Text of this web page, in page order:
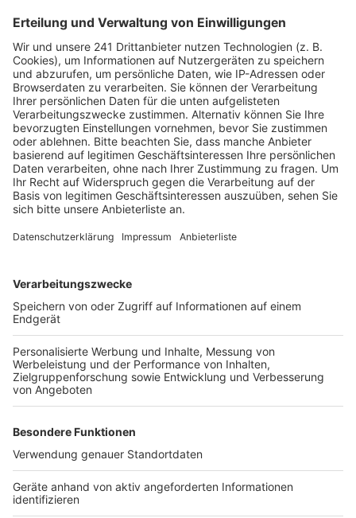
für 11 Tage gesperrt werden. Danach soll das neue
Stellwerk dann endlich in Betrieb genommen werden.
Das Ganze verzögert sich damit noch einmal. Im
letzten Winter hatte ein Softwarefehler für große
Aufregung gesorgt und die geplante Inbetriebnahme
verhindert. Eigentlich sollte das im Frühjahr passieren.
Jetzt plant die Bahn, im Januar und damit vor der
Karnevalszeit und der Handball-WM 2027 fertig zu
werden.
Nach aktuellen Planungen soll der Hauptbahnhof vom
8. bis 19. Januar für den Regional- und Fernverkehr
gesperrt werden, um das neue elektronische
Anzeige
Weitere Themen von Rhein und Erft
Anzeige
Bonner Nordbrücke: Vermutlich erstmal zwei
Hitze: Rettungsdienst Rhein-Erft gerüstet,
Feuerwehr auch
Elsdorf: Freibad öffnet wohl erst im August